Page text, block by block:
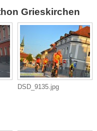
Grieskirchen
DSD_9135.jpg